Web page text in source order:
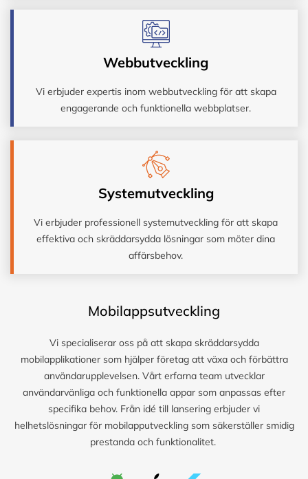
Webbutveckling
Vi erbjuder expertis inom webbutveckling för att skapa
engagerande och funktionella webbplatser.
Systemutveckling
Vi erbjuder professionell systemutveckling för att skapa
effektiva och skräddarsydda lösningar som möter dina
affärsbehov.
Mobilappsutveckling
Vi specialiserar oss på att skapa skräddarsydda
mobilapplikationer som hjälper företag att växa och förbättra
användarupplevelsen. Vårt erfarna team utvecklar
användarvänliga och funktionella appar som anpassas efter
specifika behov. Från idé till lansering erbjuder vi
helhetslösningar för mobilapputveckling som säkerställer smidig
prestanda och funktionalitet.